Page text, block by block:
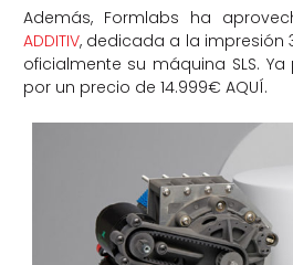
Además, Formlabs ha
ADDITIV, dedicada a la impresión
oficialmente su máquina SLS.
por un precio de 14.999€ AQUÍ.